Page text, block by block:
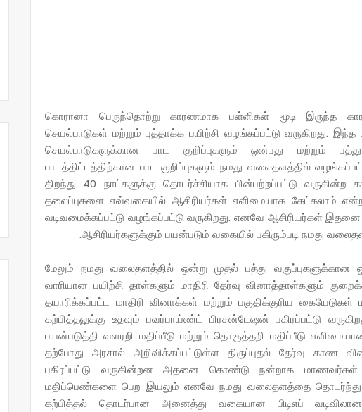
கொரானா பெருந்தொற்று காரணமாக பள்ளிகள் மூடி இருந்த
செயல்பாடுகள் மற்றும் புத்தாக்க பயிற்சி வழங்கப்பட்டு வருகிறது.
செயல்பாடுகளுக்கான பாட குறிப்புகளும் ஒன்பது மற்றும்
பாடத்திட்டத்திற்கான பாட குறிப்புகளும் நமது வலைதளத்தில்
திறந்து 40 நாட்களுக்கு தொடர்ச்சியாக பின்பற்றப்பட்டு
தலைப்புகளை எவ்வகையில் ஆசிரியர்கள் எளிமையாக கேட்கலாம் என்ற
வடிவமைக்கப்பட்டு வழங்கப்பட்டு வருகிறது. எனவே ஆசிரியர்கள்
ஆசிரியர்களுக்கும் பயன்படும் வகையில் பகிரும்படி நமது
மேலும் நமது வலைதளத்தில் ஒன்று முதல் பத்து
வாரியான பயிற்சி தாள்களும் மாதிரி தேர்வு வினாத்தாள்களும்
தயாரிக்கப்பட்ட மாதிரி வினாக்கள் மற்றும் பகுதிக்குரிய
கற்பித்தலுக்கு உதவும் பவர்பாய்ண்ட் பிரசன்டேஷன் பகிரப்பட்டு
பயன்படுத்தி வளரறி மதிப்பீடு மற்றும் தொகுத்தறி மதிப்பீடு
தற்போது அரசால் அறிவிக்கப்பட்டுள்ள திருப்புதல் தேர்வு காண
பகிரப்பட்டு வருகின்றன அதனை கொண்டு நன்றாக மாணவர்கள்
மதிப்பெண்களை பெற இயலும் எனவே நமது வலைதளத்தை தொடர்ந்து
கற்பித்தல் தொடர்பான அனைத்து வகையான பிடிஎப்